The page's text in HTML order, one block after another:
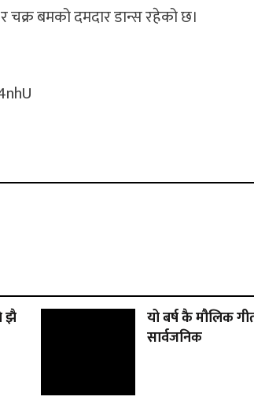
चक्र बमको दमदार डान्स रहेको छ।
झै
यो बर्ष कै मौलिक
सार्वजनिक